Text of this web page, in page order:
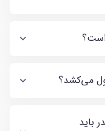
است؟
می‌کشد؟
باید